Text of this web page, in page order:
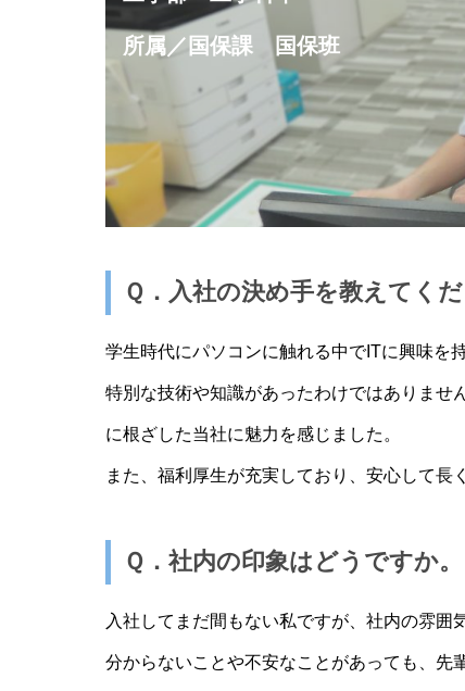
所属／国保課 国保班
Ｑ．入社の決め手を教えてくだ
学生時代にパソコンに触れる中でITに興味を
特別な技術や知識があったわけではありませ
に根ざした当社に魅力を感じました。
また、福利厚生が充実しており、安心して長
Ｑ．社内の印象はどうですか。
入社してまだ間もない私ですが、社内の雰囲
分からないことや不安なことがあっても、先